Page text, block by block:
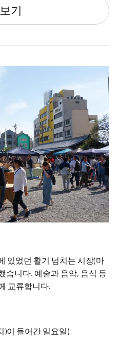
기
있었던 활기 넘치는 시장(마
습니다. 예술과 음악, 음식 등
교류합니다.
)이 들어간 일요일)